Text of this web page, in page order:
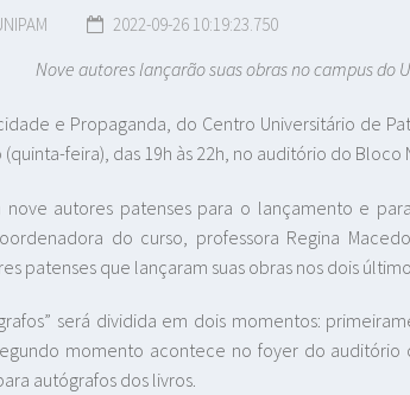
2022-09-26 10:19:23.750
lançarão suas obras no campus do
e Propaganda, do Centro Universitário de
feira), das 19h às 22h, no auditório do Bloco
nove autores patenses para o lançamento e
do curso, professora Regina
patenses que lançaram suas obras nos dois
será dividida em dois momentos:
momento acontece no foyer do
autógrafos dos livros.